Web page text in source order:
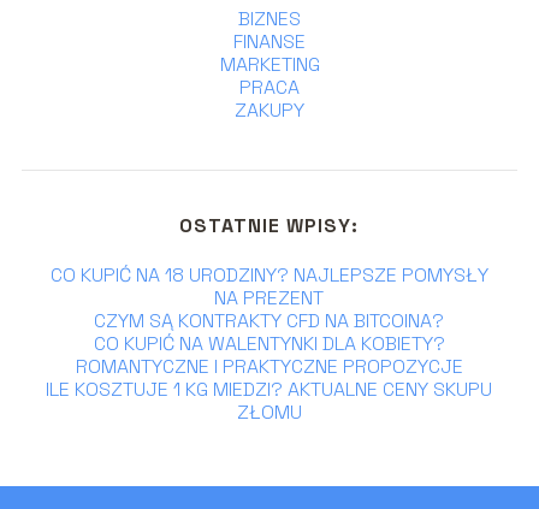
BIZNES
FINANSE
MARKETING
PRACA
ZAKUPY
OSTATNIE WPISY:
CO KUPIĆ NA 18 URODZINY? NAJLEPSZE POMYSŁY
NA PREZENT
CZYM SĄ KONTRAKTY CFD NA BITCOINA?
CO KUPIĆ NA WALENTYNKI DLA KOBIETY?
ROMANTYCZNE I PRAKTYCZNE PROPOZYCJE
ILE KOSZTUJE 1 KG MIEDZI? AKTUALNE CENY SKUPU
ZŁOMU